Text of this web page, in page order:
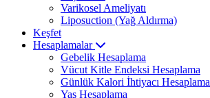
Varikosel Ameliyatı
Liposuction (Yağ Aldırma)
Keşfet
Hesaplamalar
Gebelik Hesaplama
Vücut Kitle Endeksi Hesaplama
Günlük Kalori İhtiyacı Hesaplama
Yaş Hesaplama